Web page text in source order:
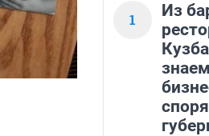
1
Из